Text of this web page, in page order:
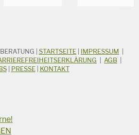
STARTSEITE IMPRESSUM
AGB
| PRESSE| KONTAKT